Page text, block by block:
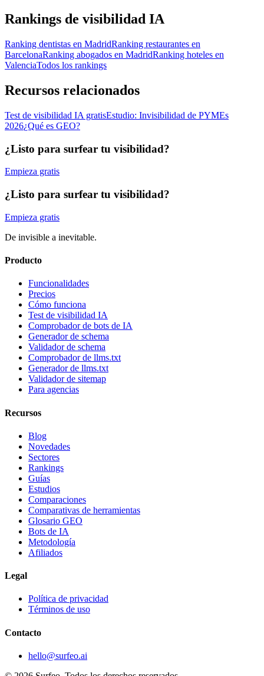
Rankings de visibilidad IA
Ranking dentistas en MadridRanking restaurantes en
BarcelonaRanking abogados en MadridRanking hoteles en
ValenciaTodos los rankings
Recursos relacionados
Test de visibilidad IA gratisEstudio: Invisibilidad de PYMEs
2026¿Qué es GEO?
¿Listo para surfear tu visibilidad?
Empieza gratis
¿Listo para surfear tu visibilidad?
Empieza gratis
De invisible a inevitable.
Producto
Funcionalidades
Precios
Cómo funciona
Test de visibilidad IA
Comprobador de bots de IA
Generador de schema
Validador de schema
Comprobador de llms.txt
Generador de llms.txt
Validador de sitemap
Para agencias
Recursos
Blog
Novedades
Sectores
Rankings
Guías
Estudios
Comparaciones
Comparativas de herramientas
Glosario GEO
Bots de IA
Metodología
Afiliados
Legal
Política de privacidad
Términos de uso
Contacto
hello@surfeo.ai